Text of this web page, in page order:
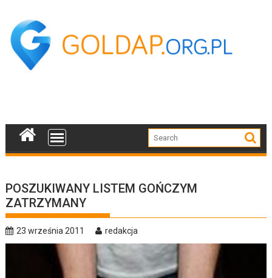
content
POSZUKIWANY LISTEM GOŃCZYM
ZATRZYMANY
23 września 2011 redakcja